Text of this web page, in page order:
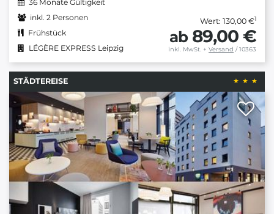
36 Monate Gültigkeit
inkl. 2 Personen
Frühstück
LÉGÈRE EXPRESS Leipzig
Wert: 130,00 €1
ab 89,00 €
inkl. MwSt. + Versand / 10363
STÄDTEREISE